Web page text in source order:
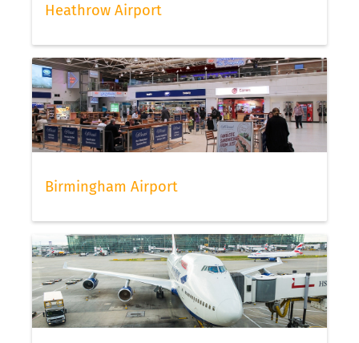
Heathrow Airport
Birmingham Airport